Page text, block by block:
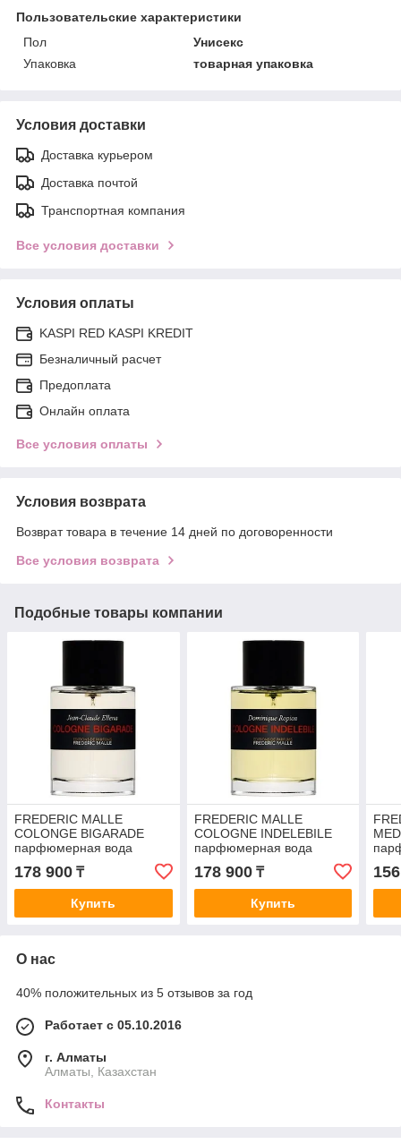
Пользовательские характеристики
Пол
Унисекс
Упаковка
товарная упаковка
Условия доставки
Доставка курьером
Доставка почтой
Транспортная компания
Все условия доставки
Условия оплаты
KASPI RED KASPI KREDIT
Безналичный расчет
Предоплата
Онлайн оплата
Все условия оплаты
Условия возврата
Возврат товара в течение 14 дней по договоренности
Все условия возврата
Подобные товары компании
FREDERIC MALLE
COLONGE BIGARADE
парфюмерная вода
(унисекс) 100ml
178 900 ₸
Купить
FREDERIC MALLE
COLOGNE INDELEBILE
парфюмерная вода
(унисекс) 100ml
178 900₸
Купить
О нас
40% положительных из 5 отзывов за год
Работает с 05.10.2016
г. Алматы
Алматы, Казахстан
Контакты